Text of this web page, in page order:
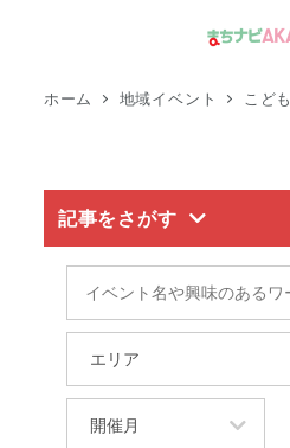
ホーム 地域イベント こども
記事をさがす
ベ
ト
リ